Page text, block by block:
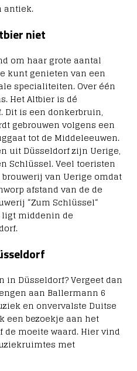
antiek.
niet
om haar grote aantal
kunt genieten van een
specialiteiten. Over één
Het Altbier is dé
Dit is een donkerbruin,
gebrouwen volgens een
tot de Middeleeuwen.
uit Düsseldorf zijn Uerige,
Schlüssel. Veel toeristen
van Uerige omdat
afstand van de de
“Zum Schlüssel“
ligt middenin de
sseldorf
in Düsseldorf? Vergeet dan
aan Ballermann 6
en onvervalste Duitse
een bezoekje aan het
moeite waard. Hier vind
met